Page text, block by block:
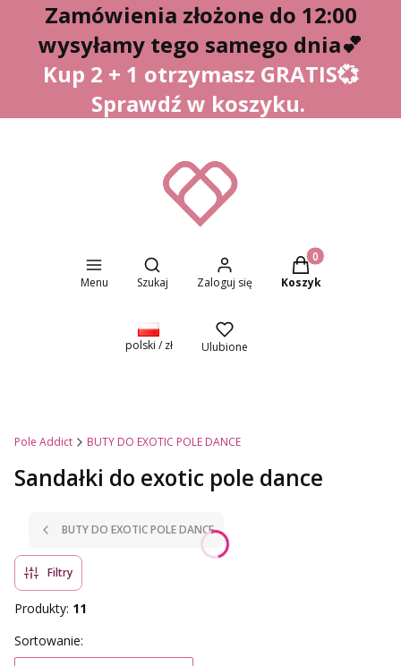
Zamówienia złożone do 12:00
wysyłamy tego samego dnia💕
Kup 2 + 1 otrzymasz GRATIS💞
Sprawdź w koszyku.
Menu
Otwórz wyszukiwarkę
Szukaj Zaloguj się
Produkty w
Koszyk
polski / zł Ulubione
Pole Addict BUTY DO EXOTIC POLE DANCE
Sandałki do exotic pole dance
BUTY DO EXOTIC POLE DANCE
Filtry
Produkty: 11
Lista produktów
Sortowanie: